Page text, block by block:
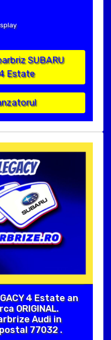
SUBARU
Estate
4 Estate an
ORIGINAL.
Audi in
postal 77032 .